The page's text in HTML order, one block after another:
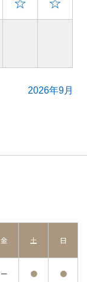
☆ ☆
2026年9月
金 土 日
ー ● ●